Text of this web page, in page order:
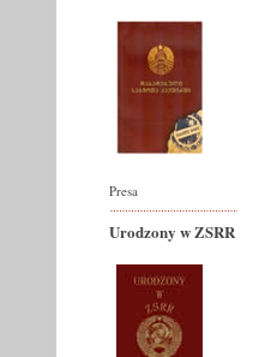
Presa
Urodzony w ZSRR